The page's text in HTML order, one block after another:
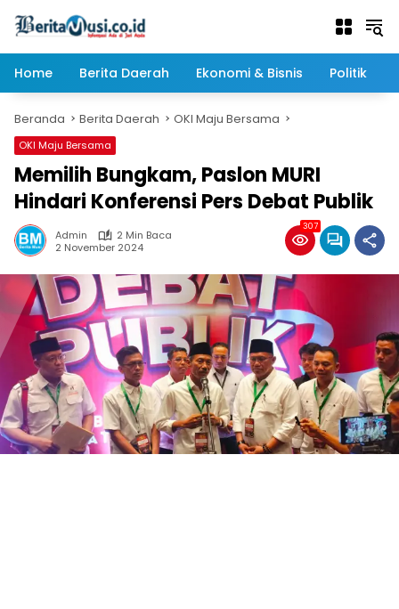
Home
Berita Daerah Ekonomi & Bisnis Politik
Beranda Berita Daerah OKI Maju Bersama
OKI Maju Bersama
Memilih Bungkam, Paslon MURI
Hindari Konferensi Pers Debat Publik
Admin
2 Min Baca
2 November 2024
307